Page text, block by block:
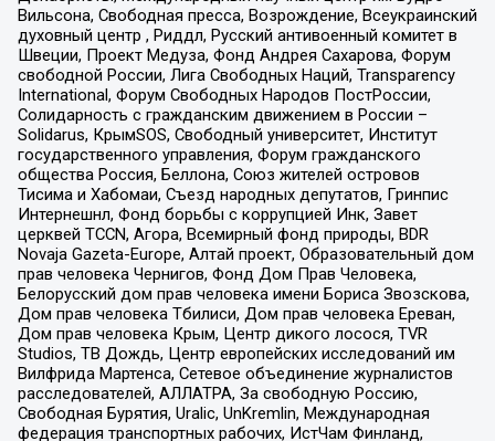
Вильсона, Свободная пресса, Возрождение, Всеукраинский
духовный центр , Риддл, Русский антивоенный комитет в
Швеции, Проект Медуза, Фонд Андрея Сахарова, Форум
свободной России, Лига Свободных Наций, Transparеncy
International, Форум Свободных Народов ПостРоссии,
Солидарность с гражданским движением в России –
Solidarus, КрымSOS, Свободный университет, Институт
государственного управления, Форум гражданского
общества Россия, Беллона, Союз жителей островов
Тисима и Хабомаи, Съезд народных депутатов, Гринпис
Интернешнл, Фонд борьбы с коррупцией Инк, Завет
церквей TCCN, Агора, Всемирный фонд природы, BDR
Novaja Gazeta-Europe, Алтай проект, Образовательный дом
прав человека Чернигов, Фонд Дом Прав Человека,
Белорусский дом прав человека имени Бориса Звозскова,
Дом прав человека Тбилиси, Дом прав человека Ереван,
Дом прав человека Крым, Центр дикого лосося, TVR
Studios, ТВ Дождь, Центр европейских исследований им
Вилфрида Мартенса, Сетевое объединение журналистов
расследователей, АЛЛАТРА, За свободную Россию,
Свободная Бурятия, Uralic, UnKremlin, Международная
федерация транспортных рабочих, ИстЧам Финланд,